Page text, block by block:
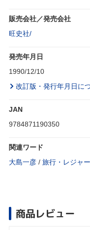
販売会社／発売会社
旺史社/
発売年月日
1990/12/10
改訂版・発行年月日に
JAN
9784871190350
関連ワード
大島一彦 / 旅行・レジャ
商品レビュー